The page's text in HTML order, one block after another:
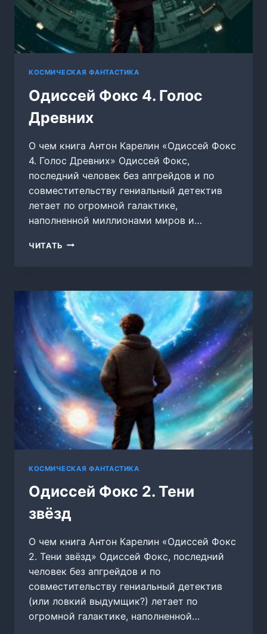
КОСМИЧЕСКАЯ ФАНТАСТИКА
Одиссей Фокс 4. Голос
Древних
О чем книга Антон Карелин «Одиссей Фокс
4. Голос Древних» Одиссей Фокс,
последний человек без апгрейдов и по
совместительству гениальный детектив
летает по огромной галактике,
наполненной миллионами миров и…
ЧИТАТЬ ОДИССЕЙ
ДРЕВНИХ
КОСМИЧЕСКАЯ ФАНТАСТИКА
Одиссей Фокс 2. Тени
звёзд
О чем книга Антон Карелин «Одиссей Фокс
2. Тени звёзд» Одиссей Фокс, последний
человек без апгрейдов и по
совместительству гениальный детектив
(или ловкий выдумщик?) летает по
огромной галактике, наполненной…